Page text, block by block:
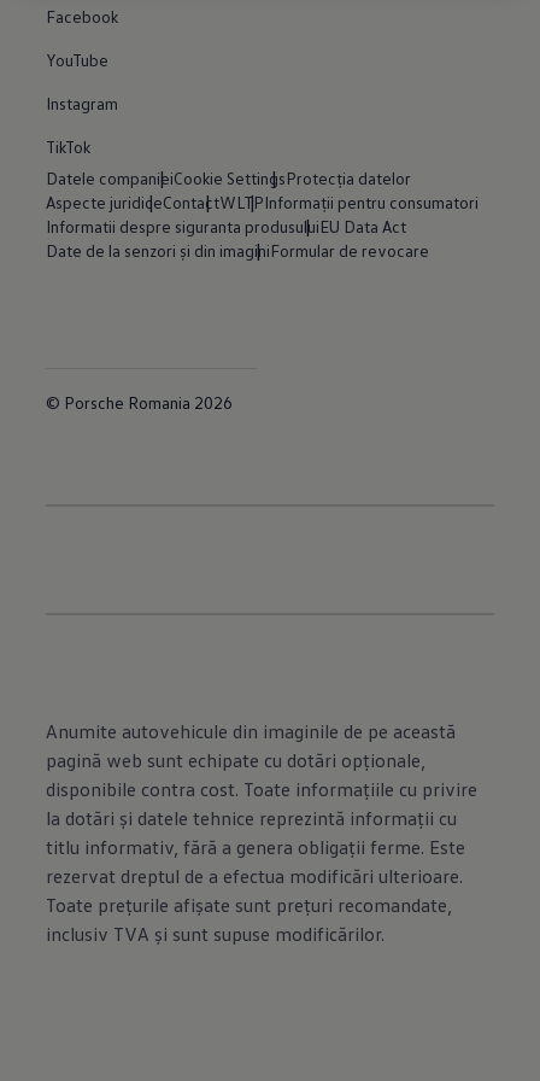
Facebook
YouTube
Instagram
TikTok
Datele companieiCookie SettingsProtecția datelor
Aspecte juridiceContactWLTPInformații pentru consumatori
Informatii despre siguranta produsuluiEU Data Act
Date de la senzori și din imaginiFormular de revocare
© Porsche Romania 2026
Anumite autovehicule din imaginile de pe această
pagină web sunt echipate cu dotări opţionale,
disponibile contra cost. Toate informaţiile cu privire
la dotări şi datele tehnice reprezintă informaţii cu
titlu informativ, fără a genera obligaţii ferme. Este
rezervat dreptul de a efectua modificări ulterioare.
Toate preţurile afişate sunt preţuri recomandate,
inclusiv TVA şi sunt supuse modificărilor.